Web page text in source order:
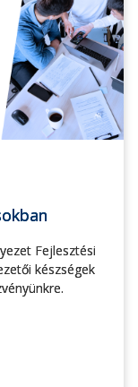
Fejlesztési
készségek